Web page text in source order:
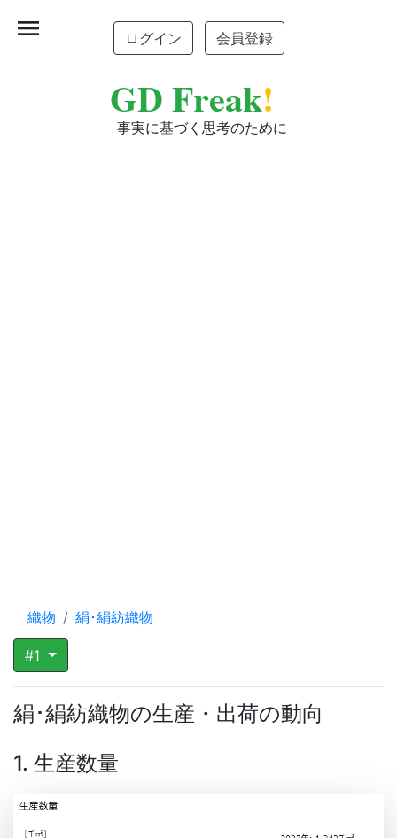
ログイン 会員登録
GD Freak!
事実に基づく思考のために
menu
織物 絹･絹紡織物
#1
絹･絹紡織物の生産・出荷の動向
1. 生産数量